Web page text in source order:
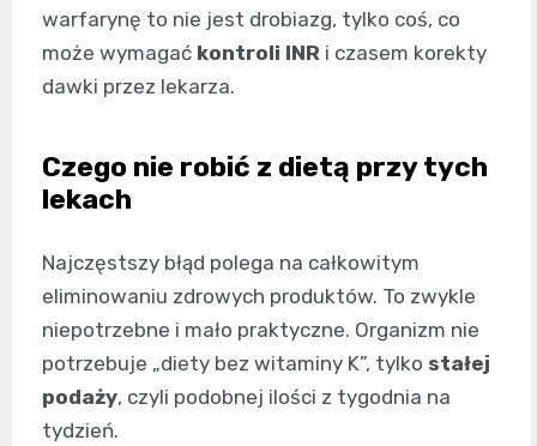
warfarynę to nie jest drobiazg, tylko coś, co
może wymagać kontroli INR i czasem korekty
dawki przez lekarza.
Czego nie robić z dietą przy tych
lekach
Najczęstszy błąd polega na całkowitym
eliminowaniu zdrowych produktów. To zwykle
niepotrzebne i mało praktyczne. Organizm nie
potrzebuje „diety bez witaminy K”, tylko stałej
podaży, czyli podobnej ilości z tygodnia na
tydzień.